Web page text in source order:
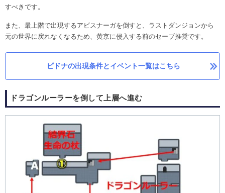
すべきです。
また、最上階で出現するアビスナーガを倒すと、ラストダンジョンから
元の世界に戻れなくなるため、黄京に侵入する前のセーブ推奨です。
ピドナの出現条件とイベント一覧はこちら
ドラゴンルーラーを倒して上層へ進む